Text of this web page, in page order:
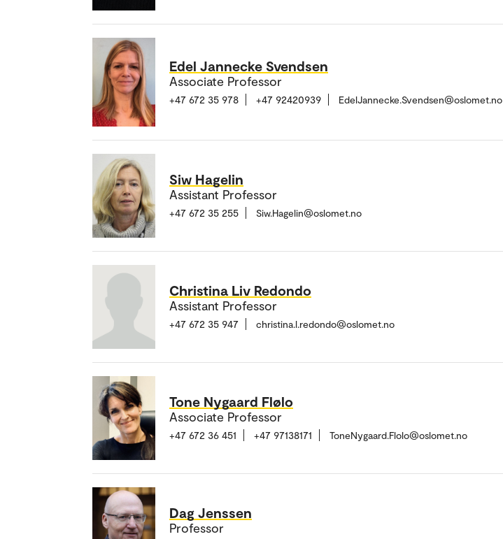
Edel Jannecke Svendsen
Associate Professor
+47 672 35 978 +47 92420939 EdelJannecke.Svendsen@oslomet.no
Siw Hagelin
Assistant Professor
+47 672 35 255 Siw.Hagelin@oslomet.no
Christina Liv Redondo
Assistant Professor
+47 672 35 947 christina.l.redondo@oslomet.no
Tone Nygaard Flølo
Associate Professor
+47 672 36 451 +47 97138171 ToneNygaard.Flolo@oslomet.no
Dag Jenssen
Professor